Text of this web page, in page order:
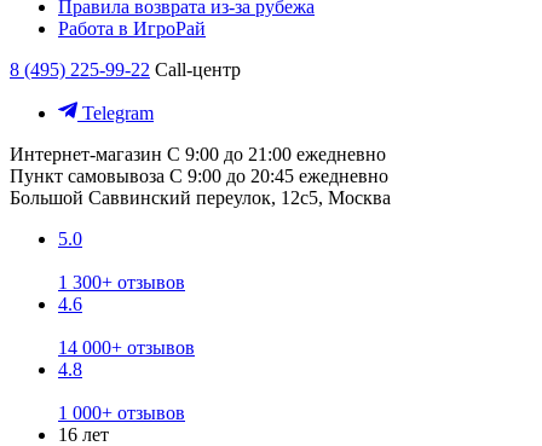
Правила возврата из-за рубежа
Работа в ИгроРай
8 (495) 225-99-22 Call-центр
Telegram
Интернет-магазин С 9:00 до 21:00 ежедневно
Пункт самовывоза С 9:00 до 20:45 ежедневно
Большой Саввинский переулок, 12с5, Москва
5.0
1 300+ отзывов
4.6
14 000+ отзывов
4.8
1 000+ отзывов
16 лет